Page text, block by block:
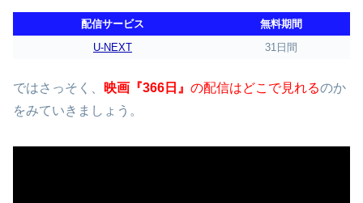
配信サービス
無料期間
U-NEXT
31日間
ではさっそく、 映画『366日』 の配信はどこで見れるのか
をみていきましょう。